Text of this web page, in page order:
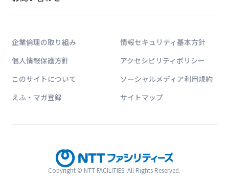
企業倫理の取り組み
情報セキュリティ基本方針
個人情報保護方針
アクセシビリティポリシー
このサイトについて
ソーシャルメディア利用規約
えふ・マガ登録
サイトマップ
Copyright © NTT FACILITIES. All Rights Reserved.